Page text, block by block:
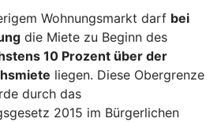
Wohnungsmarkt darf bei
die Miete zu Beginn des
10 Prozent über der
liegen. Diese Obergrenze
durch das
2015 im Bürgerlichen